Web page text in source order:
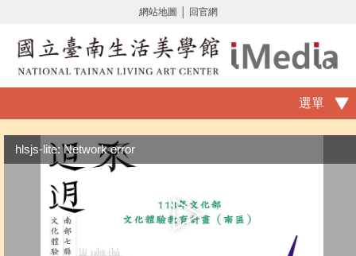
網站地圖 回官網
選單
hlsjs-lite: Network error